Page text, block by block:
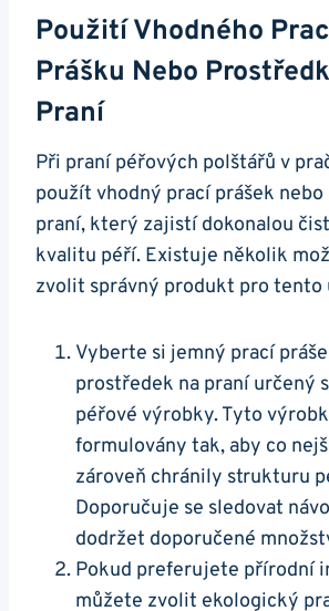
Použití Vhodného
Prášku Nebo
Praní
Při praní péřových polštářů v
použít vhodný prací prášek
praní, který zajistí dokonalou
kvalitu péří. Existuje několik
zvolit správný produkt pro tento
Vyberte si jemný prací
prostředek na praní určený
péřové výrobky. Tyto
formulovány tak, aby co
zároveň chránily strukturu
Doporučuje se sledovat
dodržet doporučené
Pokud preferujete přírodní
můžete zvolit ekologický